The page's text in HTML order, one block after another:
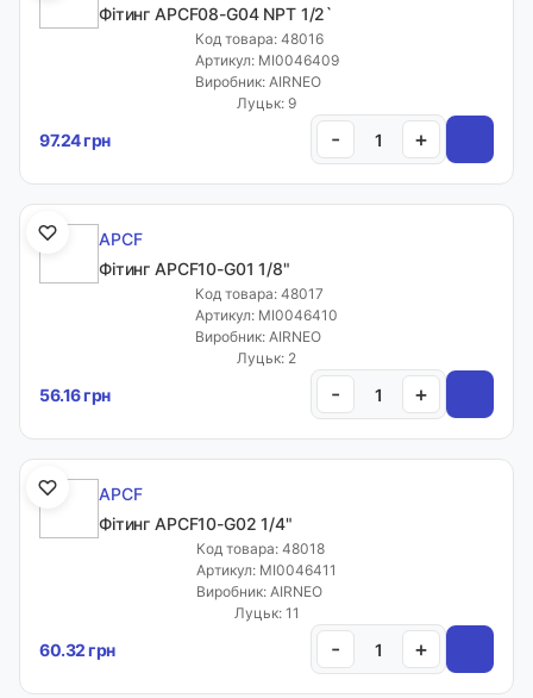
Фітинг APCF08-G04 NPT 1/2`
Код товара: 48016
Артикул: MI0046409
Виробник: AIRNEO
Луцьк: 9
97.24 грн - +
APCF
Фітинг APCF10-G01 1/8"
Код товара: 48017
Артикул: MI0046410
Виробник: AIRNEO
Луцьк: 2
56.16 грн - +
APCF
Фітинг APCF10-G02 1/4"
Код товара: 48018
Артикул: MI0046411
Виробник: AIRNEO
Луцьк: 11
60.32 грн - +